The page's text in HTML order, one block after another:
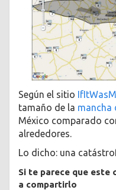
Según el sitio
tamaño de la mancha
México comparado
alrededores.
Lo dicho: una
Si te parece que este
a compartirlo